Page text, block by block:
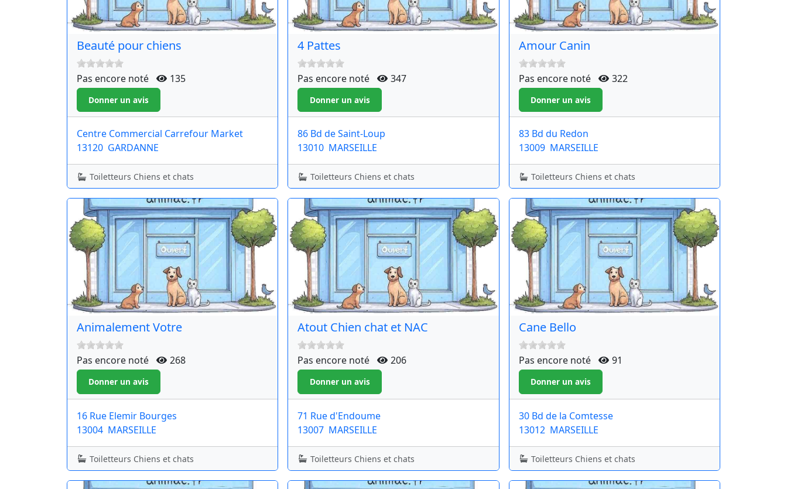
Beauté pour chiens
Pas encore noté 135
Centre Commercial Carrefour Market
13120 GARDANNE
Toiletteurs Chiens et chats
4 Pattes
Pas encore noté 347
86 Bd de Saint-Loup
13010 MARSEILLE
Toiletteurs Chiens et chats
Amour Canin
Pas encore noté 322
83 Bd du Redon
13009 MARSEILLE
Toiletteurs Chiens et chats
Animalement Votre
Pas encore noté 268
16 Rue Elemir Bourges
13004 MARSEILLE
Toiletteurs Chiens et chats
Atout Chien chat et NAC
Pas encore noté 206
71 Rue d'Endoume
13007 MARSEILLE
Toiletteurs Chiens et chats
Cane Bello
Pas encore noté 91
30 Bd de la Comtesse
13012 MARSEILLE
Toiletteurs Chiens et chats